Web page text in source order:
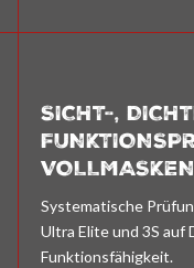
SICHT-,
VOLLMASKEN
Systematische
Ultra Elite und 3S auf
Funktionsfähigkeit.